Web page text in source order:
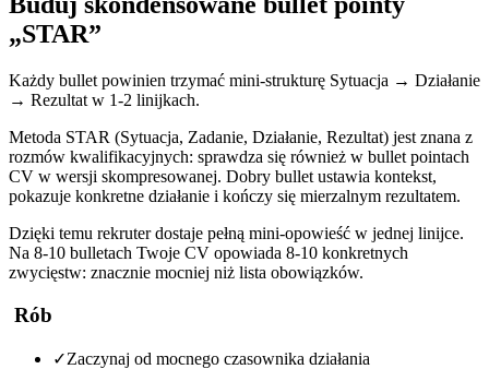
„STAR”
Każdy bullet powinien trzymać mini-strukturę Sytuacja → Działanie
→ Rezultat w 1-2 linijkach.
Metoda STAR (Sytuacja, Zadanie, Działanie, Rezultat) jest znana z
rozmów kwalifikacyjnych: sprawdza się również w bullet pointach
CV w wersji skompresowanej. Dobry bullet ustawia kontekst,
pokazuje konkretne działanie i kończy się mierzalnym rezultatem.
Dzięki temu rekruter dostaje pełną mini-opowieść w jednej linijce.
Na 8-10 bulletach Twoje CV opowiada 8-10 konkretnych
zwycięstw: znacznie mocniej niż lista obowiązków.
Rób
✓Zaczynaj od mocnego czasownika działania